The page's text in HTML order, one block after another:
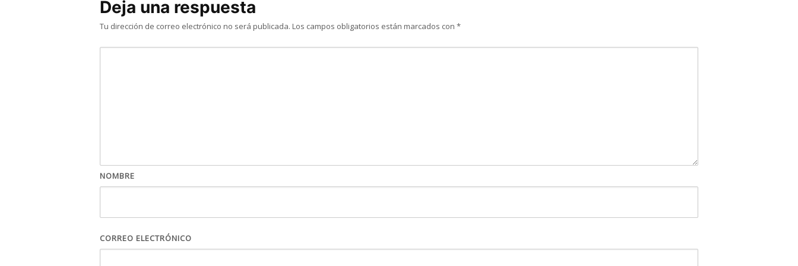
Deja una respuesta
Tu dirección de correo electrónico no será publicada. Los campos obligatorios están marcados con *
NOMBRE
CORREO ELECTRÓNICO